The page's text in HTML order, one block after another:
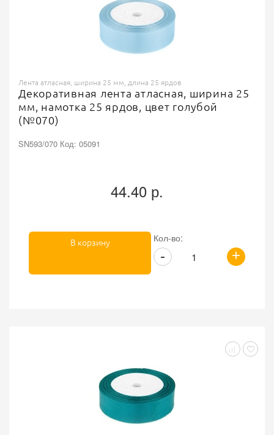
Лента атласная, ширина 25 мм, длина 25 ярдов
Декоративная лента атласная, ширина 25
мм, намотка 25 ярдов, цвет голубой
(№070)
SN593/070 Код: 05091
44.40 р.
Кол-во:
+
-
В корзину